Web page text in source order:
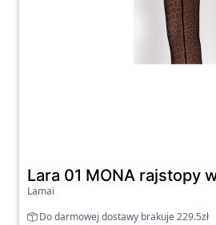
Lara 01 MONA rajstopy
Lamai
Do darmowej dostawy brakuje 229.5zł